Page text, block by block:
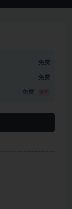
免费
免费
免费